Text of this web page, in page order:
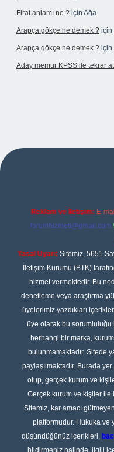
Firat anlamı ne ? için Ağa
Arapça gökçe ne demek ? için
Arapça gökçe ne demek ? için
Aday memur KPSS ile tekrar
yeni giriş adresi
Reklam ve İletişim: E-
forumhizmeti@gmail.com
Yasal Uyarı: Sitemiz, 5651
İletişim Kurumu (BTK)
hizmet vermektedir. Bu
denetleme veya araştırma
üyelerimiz yazdıkları
üye olarak bu sorumluluğu
herhangi bir marka,
bulunmamaktadır. Sitede
paylaşılmaktadır. Burada
olup, gerçek kurum ve
Gerçek kurum ve kişiler
Sitemiz, kar amacı
platformudur. Hukuka ve
düşündüğünüz içerikleri,
bildirmeniz halinde, ilgili